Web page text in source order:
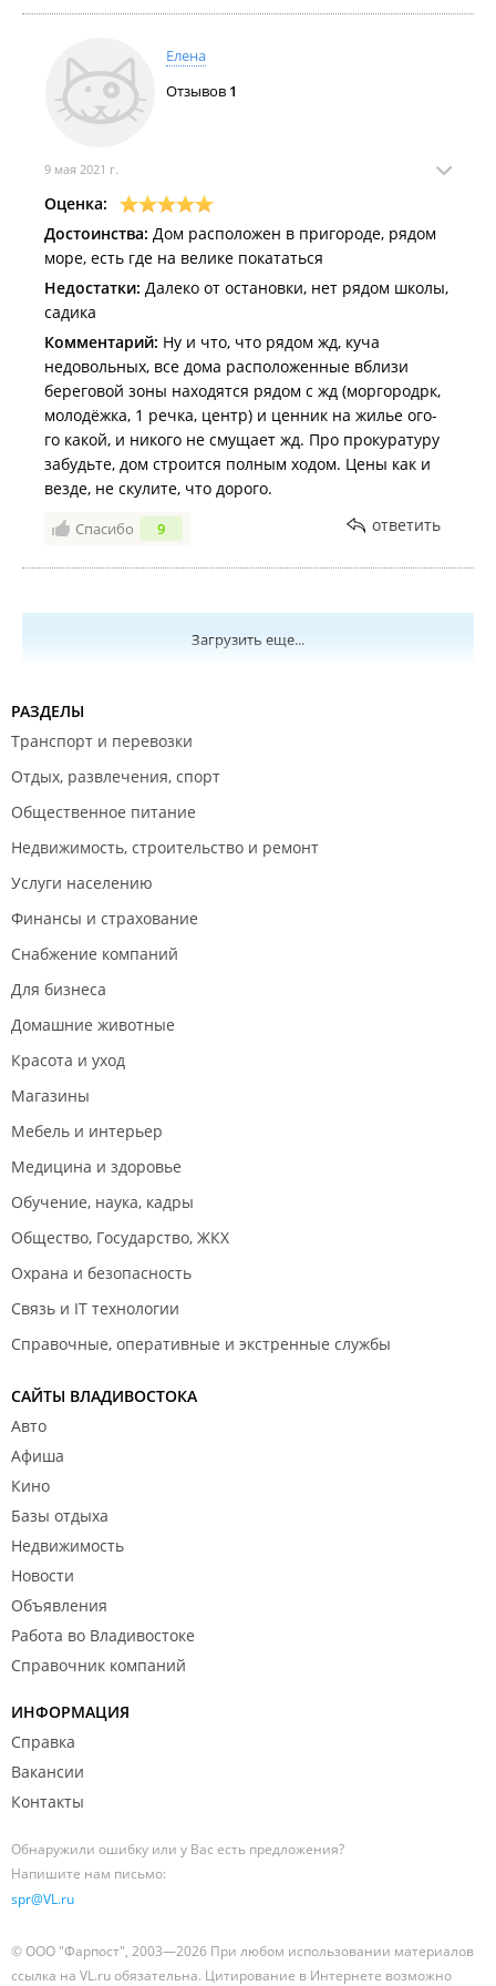
Январь 2020
Декабрь 2019
Ноябрь 2019
Сентябрь 2019
Август 2019
Июль 2019
Июнь 2019
Май 2019
Апрель 2019
Декабрь 2018
это комфорт класс, а по факту - эконом. Из моего
личного ежедневного наблюдения за этой стройкой
- плюсы и минусы этого ЖК.
Елена
Отзывов 1
9 мая 2021 г.
Оценка:
Достоинства: Дом расположен в пригороде, рядом
море, есть где на велике покататься
Недостатки: Далеко от остановки, нет рядом школы,
садика
Комментарий: Ну и что, что рядом жд, куча
недовольных, все дома расположенные вблизи
береговой зоны находятся рядом с жд (моргородрк,
молодёжка, 1 речка, центр) и ценник на жилье ого-
го какой, и никого не смущает жд. Про прокуратуру
забудьте, дом строится полным ходом. Цены как и
везде, не скулите, что дорого.
Спасибо 9 ответить
Загрузить еще...
РАЗДЕЛЫ
Транспорт и перевозки
Отдых, развлечения, спорт
Общественное питание
Недвижимость, строительство и ремонт
Услуги населению
Финансы и страхование
Снабжение компаний
Для бизнеса
Домашние животные
Красота и уход
Магазины
Мебель и интерьер
Медицина и здоровье
Обучение, наука, кадры
Общество, Государство, ЖКХ
Охрана и безопасность
Связь и IT технологии
Справочные, оперативные и экстренные службы
САЙТЫ ВЛАДИВОСТОКА
Авто
Афиша
Кино
Базы отдыха
Недвижимость
Новости
Объявления
Работа во Владивостоке
Справочник компаний
ИНФОРМАЦИЯ
Справка
Вакансии
Контакты
Обнаружили ошибку или у Вас есть предложения?
Напишите нам письмо:
spr@VL.ru
© ООО "Фарпост", 2003—2026 При любом использовании материалов
ссылка на VL.ru обязательна. Цитирование в Интернете возможно